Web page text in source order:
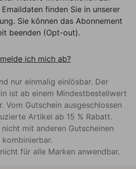
finden Sie in unserer
Sie können das Abonnement
beenden (Opt-out).
ich mich ab?
nur einmalig einlösbar. Der
ist ab einem Mindestbestellwert
Vom Gutschein ausgeschlossen
Artikel ab 15 % Rabatt.
mit anderen Gutscheinen
kombinierbar.
für alle Marken anwendbar.